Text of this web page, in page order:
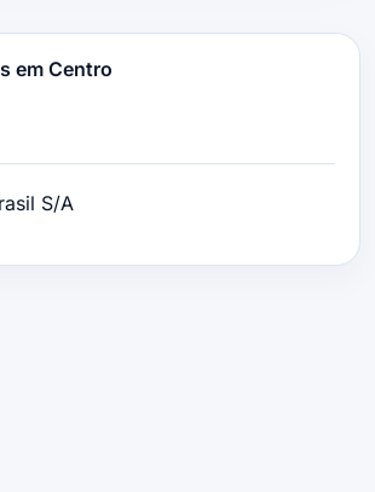
em Centro
S/A